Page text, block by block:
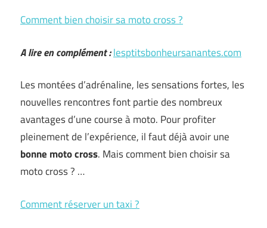
Comment bien choisir sa moto cross ?
A lire en complément :lesptitsbonheursanantes.com
Les montées d’adrénaline, les sensations fortes, les
nouvelles rencontres font partie des nombreux
avantages d’une course à moto. Pour profiter
pleinement de l’expérience, il faut déjà avoir une
bonne moto cross. Mais comment bien choisir sa
moto cross ? …
Comment réserver un taxi ?